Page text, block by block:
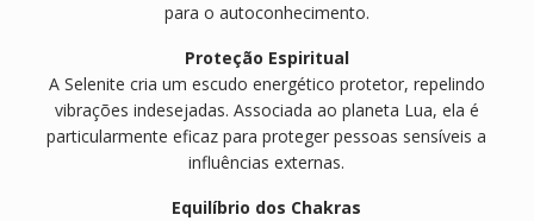
para o autoconhecimento.
Proteção Espiritual
A Selenite cria um escudo energético protetor, repelindo
vibrações indesejadas. Associada ao planeta Lua, ela é
particularmente eficaz para proteger pessoas sensíveis a
influências externas.
Equilíbrio dos Chakras